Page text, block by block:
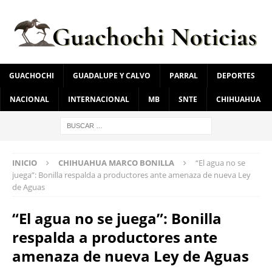
GUACHOCHI GUADALUPE Y CALVO PARRAL DEPORTES
NACIONAL INTERNACIONAL MB SNTE CHIHUAHUA
INICIO CHIHUAHUA MARCO BONILLA
“El agua no se
juega”: Bonilla respalda a productores ante amenaza de nueva Ley
de Aguas
“El agua no se juega”: Bonilla
respalda a productores ante
amenaza de nueva Ley de Aguas